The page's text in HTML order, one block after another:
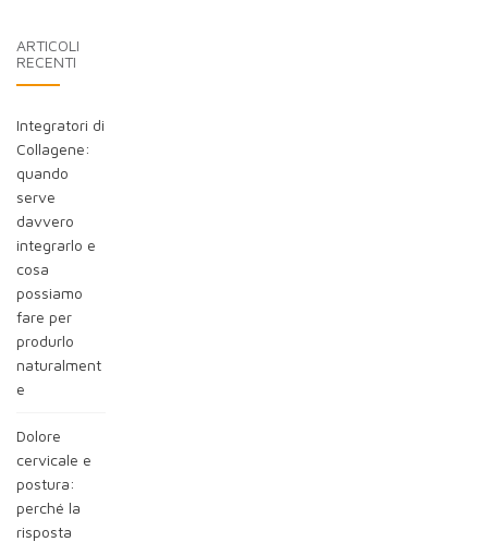
ARTICOLI
RECENTI
Integratori di
Collagene:
quando
serve
davvero
integrarlo e
cosa
possiamo
fare per
produrlo
naturalment
e
Dolore
cervicale e
postura:
perché la
risposta